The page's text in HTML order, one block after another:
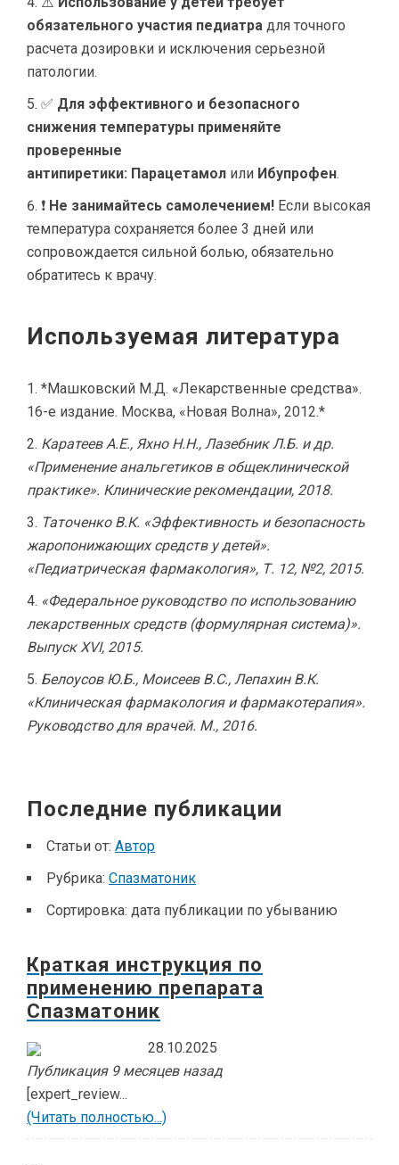
обязательного участия педиатра для точного
расчета дозировки и исключения серьезной
патологии.
✅ Для эффективного и безопасного
снижения температуры применяйте
проверенные
антипиретики: Парацетамол или Ибупрофен.
❗ Не занимайтесь самолечением! Если высокая
температура сохраняется более 3 дней или
сопровождается сильной болью, обязательно
обратитесь к врачу.
Используемая литература
*Машковский М.Д. «Лекарственные средства».
16-е издание. Москва, «Новая Волна», 2012.*
Каратеев А.Е., Яхно Н.Н., Лазебник Л.Б. и др.
«Применение анальгетиков в общеклинической
практике». Клинические рекомендации, 2018.
Таточенко В.К. «Эффективность и безопасность
жаропонижающих средств у детей».
«Педиатрическая фармакология», Т. 12, №2, 2015.
«Федеральное руководство по использованию
лекарственных средств (формулярная система)».
Выпуск XVI, 2015.
Белоусов Ю.Б., Моисеев В.С., Лепахин В.К.
«Клиническая фармакология и фармакотерапия».
Руководство для врачей. М., 2016.
Последние публикации
Статьи от: Автор
Рубрика: Спазматоник
Сортировка: дата публикации по убыванию
Краткая инструкция по
применению препарата
Спазматоник
28.10.2025
Публикация 9 месяцев назад
[expert_review...
(Читать полностью...)